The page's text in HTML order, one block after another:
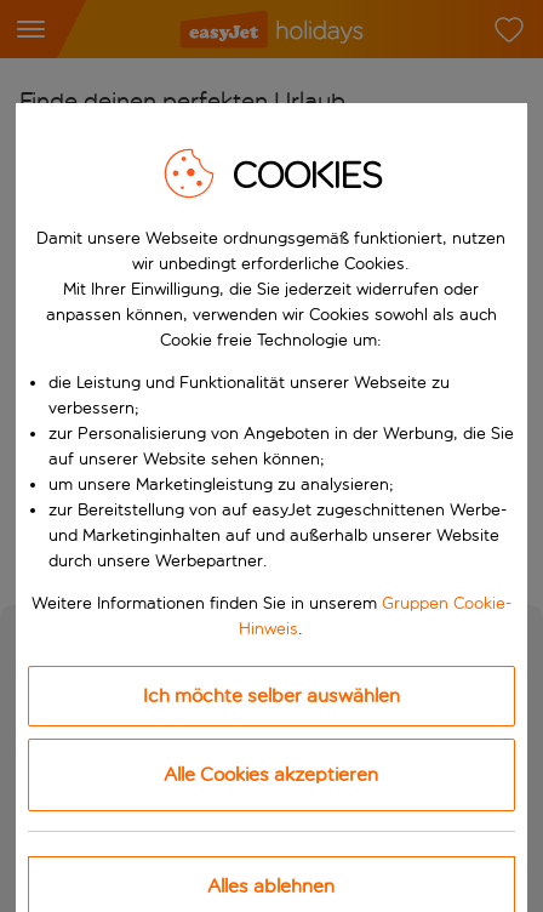
Finde deinen perfekten Urlaub
Beginne mit der Eingabe für die automatische
Flughafen wählen
Beginne mit der Eingabe für die automatische
Reiseziel wählen
Nach
Wähle ein Ab- und Rückflugdatum aus.
Wann
Wer
Suchen
COOKIES
Damit unsere Webseite ordnungsgemäß funktioniert, nutzen
wir unbedingt erforderliche Cookies.
Mit Ihrer Einwilligung, die Sie jederzeit widerrufen oder
anpassen können, verwenden wir Cookies sowohl als auch
Cookie freie Technologie um:
die Leistung und Funktionalität unserer Webseite zu
verbessern;
zur Personalisierung von Angeboten in der Werbung, die Sie
auf unserer Website sehen können;
um unsere Marketingleistung zu analysieren;
zur Bereitstellung von auf easyJet zugeschnittenen Werbe-
und Marketinginhalten auf und außerhalb unserer Website
durch unsere Werbepartner.
Weitere Informationen finden Sie in unserem Gruppen Cookie-
Hinweis.
Ich möchte selber auswählen
Alle Cookies akzeptieren
Alles ablehnen